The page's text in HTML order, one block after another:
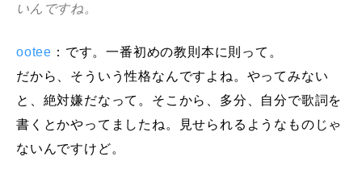
いんですね。
ootee ：です。一番初めの教則本に則って。
だから、そういう性格なんですよね。やってみない
と、絶対嫌だなって。そこから、多分、自分で歌詞を
書くとかやってましたね。見せられるようなものじゃ
ないんですけど。